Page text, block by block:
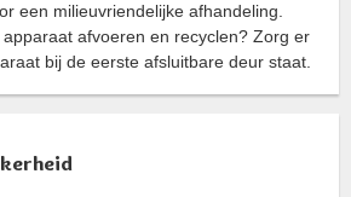
een milieuvriendelijke afhandeling.
afvoeren en recyclen? Zorg er
bij de eerste afsluitbare deur staat.